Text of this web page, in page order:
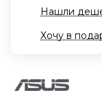
Нашли
Хочу в